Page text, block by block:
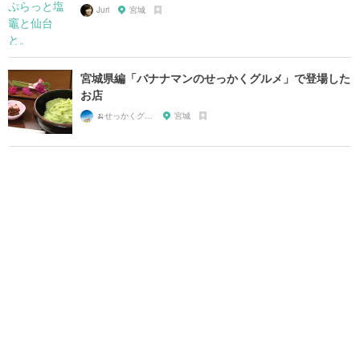
Juri 宮城
宮城県編「バナナマンのせっかくグルメ」で登場した
お店
宮城